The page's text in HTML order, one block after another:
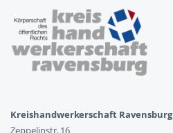
Kreishandwerkerschaft Ravensburg
Zeppelinstr. 16